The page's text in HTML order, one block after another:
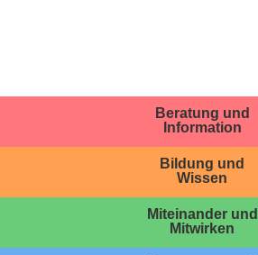
Beratung und
Information
Bildung und
Wissen
Miteinander und
Mitwirken